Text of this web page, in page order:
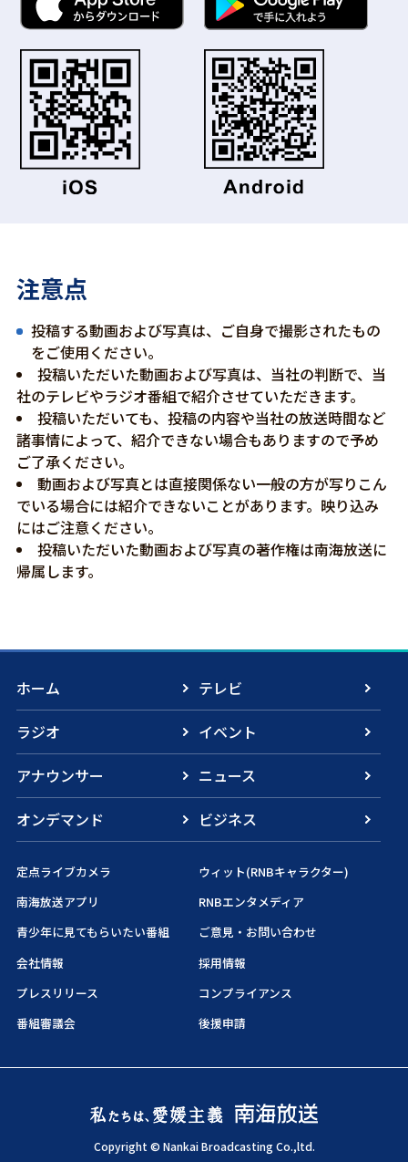
注意点
投稿する動画および写真は、ご自身で撮影されたもの
をご使用ください。
投稿いただいた動画および写真は、当社の判断で、当
社のテレビやラジオ番組で紹介させていただきます。
投稿いただいても、投稿の内容や当社の放送時間など
諸事情によって、紹介できない場合もありますので予め
ご了承ください。
動画および写真とは直接関係ない一般の方が写りこん
でいる場合には紹介できないことがあります。映り込み
にはご注意ください。
投稿いただいた動画および写真の著作権は南海放送に
帰属します。
ホーム
テレビ
ラジオ
イベント
アナウンサー
ニュース
オンデマンド
ビジネス
定点ライブカメラ
ウィット(RNBキャラクター)
南海放送アプリ
RNBエンタメディア
青少年に見てもらいたい番組
ご意見・お問い合わせ
会社情報
採用情報
プレスリリース
コンプライアンス
番組審議会
後援申請
Copyright © Nankai Broadcasting Co.,ltd.